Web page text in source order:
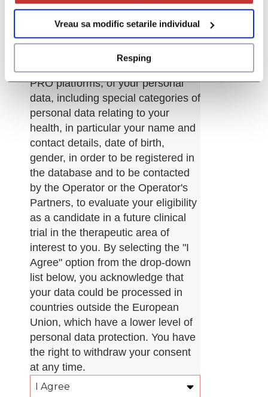
Vreau sa modific setarile individual
Resping
from the drop-down list below, you
give your consent for the
processing by Red Lion SRL
("Operator"), the company that
administers the DOC and DOC
PRO platforms, of your personal
data, including special categories of
personal data relating to your
health, in particular your name and
contact details, date of birth,
gender, in order to be registered in
the database and to be contacted
by the Operator or the Operator's
Partners, to evaluate your eligibility
as a candidate in a future clinical
trial in the therapeutic area of
interest to you. By selecting the "I
Agree" option from the drop-down
list below, you acknowledge that
your data could be processed in
countries outside the European
Union, which have a lower level of
personal data protection. You have
the right to withdraw your consent
at any time.